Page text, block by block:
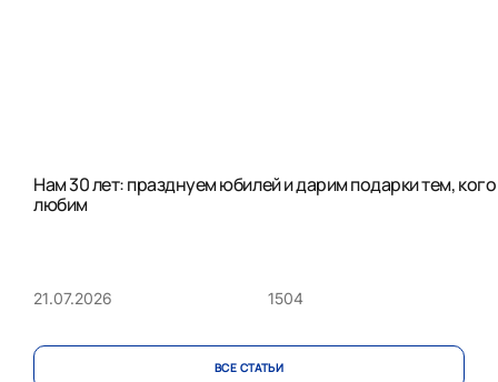
Нам 30 лет: празднуем юбилей и дарим подарки тем, кого
любим
21.07.2026 1504
ВСЕ CТАТЬИ